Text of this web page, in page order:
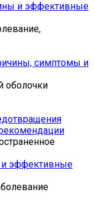
и эффективные
симптомы и
оболочки
эффективные